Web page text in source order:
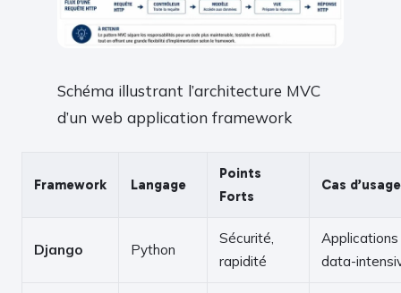
Schéma illustrant l’architecture MVC
d’un web application framework
Framework Langage
Points
Forts
Cas d’usage
Django Python
Sécurité,
rapidité
Applications
data-